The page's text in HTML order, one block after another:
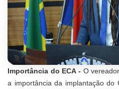
Importância do ECA - O
a importância da implantação do